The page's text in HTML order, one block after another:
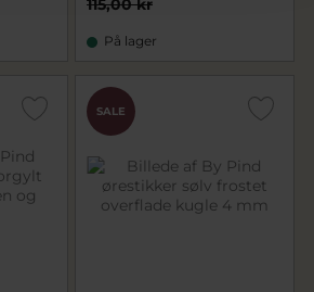
115,00 kr
På lager
SALE